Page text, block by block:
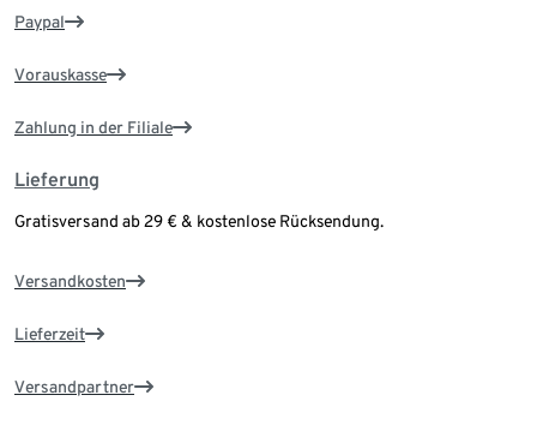
Paypal
Vorauskasse
Zahlung in der Filiale
Lieferung
Gratisversand ab 29 € & kostenlose Rücksendung.
Versandkosten
Lieferzeit
Versandpartner